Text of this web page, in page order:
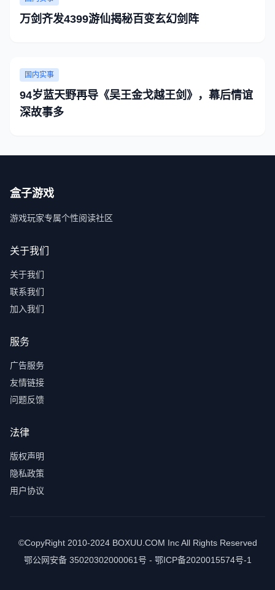
万剑齐发4399游仙揭秘百变玄幻剑阵
国内实事
94岁蓝天野再导《吴王金戈越王剑》，幕后情谊
深故事多
盒子游戏
游戏玩家专属个性阅读社区
关于我们
关于我们
联系我们
加入我们
服务
广告服务
友情链接
问题反馈
法律
版权声明
隐私政策
用户协议
©CopyRight 2010-2024 BOXUU.COM Inc All Rights Reserved
鄂公网安备 35020302000061号 - 鄂ICP备2020015574号-1